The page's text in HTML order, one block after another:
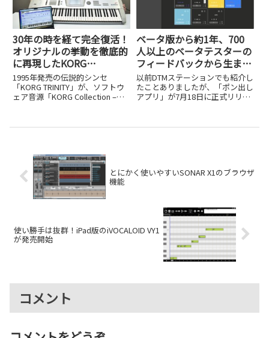
30年の時を経て完全復活！
オリジナルの挙動を徹底的
に再現したKORG
Collection – TRINITYの開
発秘話
1995年発売の伝説的シンセ
「KORG TRINITY」が、ソフトウ
ェア音源「KORG Collection –
秘話を紹介します。
ベータ版から約1年、700
人以上のベータテスターの
フィードバックから生まれ
た日本製「ポン出しアプ
リ」を試してみた
以前DTMステーションでも紹介し
たことありましたが、「ポン出し
アプリ」が7月18日に正式リリー
効果音の「ポン出し」ができるア
とにかく使いやすいSONAR X1のブラウザ
機能
使い勝手は抜群！iPad版のiVOCALOID VY1
が発売開始
コメント